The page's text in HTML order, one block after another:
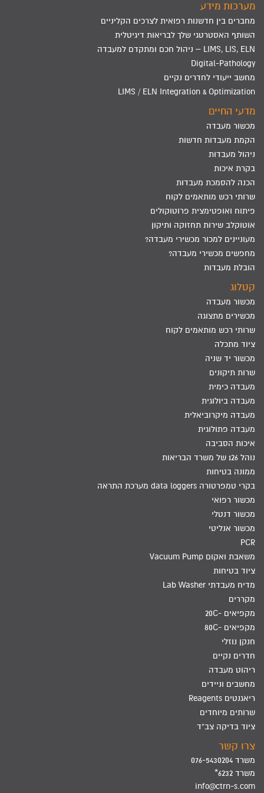
מערכות מידע
מחברים בין חדשנות רפואית לצרכים הקליניים
השותף האסטרטגי שלך לבריאות דיגיטלית
LIMS, LIS, ELN – ניהול חכם ומתקדם למעבדה
Digital-Pathology
מחשב ייעודי לחדרים נקיים
LIMS / ELN Integration & Optimization
מדעי החיים
מכשור מעבדה
הקמת מעבדות חדשות
ניהול מעבדות
בקרת איכות
הכנה להסמכת מעבדות
שרותי רכש מותאמים לקוח
פיתוח ואופטימצית פרוטוקולים
אוטוקלב שירות תחזוקה ותיקון
מעוניינים למכור מכשירי מעבדה?
מחפשים מכשירי מעבדה?
הובלת מעבדות
קטלוג
מכשור מעבדה
מכשירים מתצוגה
שרותי רכש מותאמים לקוח
ציוד מתכלה
מכשור יד שניה
שרות תיקונים
מעבדה כימית
מעבדה ביולוגית
מעבדה מיקרוביאלית
מעבדה פתולוגית
איכות הסביבה
נוהל 126 של משרד הבריאות
ממונה בטיחות
בקרי טמפרטורה data loggers מערכת התראה
מכשור רפואי
מכשור דנטלי
מכשור אנליטי
PCR
משאבת ואקום Vacuum Pump
ציוד בטיחות
מדיח מעבדתי Lab Washer
מקררים
מקפיאים -20C
מקפיאים -80C
חנקן נוזלי
חדרים נקיים
ריהוט מעבדה
מחשבים וניידים
ריאגנטים Reagents
שרותים מיוחדים
ציוד בדיקה צב"ד
צרו קשר
משרד 076-5430204
משרד 6232*
info@ctrn-s.com